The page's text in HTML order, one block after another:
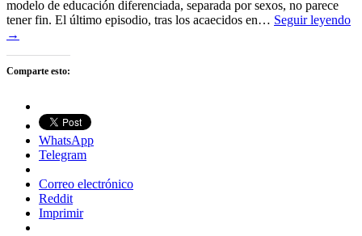
modelo de educación diferenciada, separada por sexos, no parece
tener fin. El último episodio, tras los acaecidos en… Seguir leyendo
→
Comparte esto:
WhatsApp
Telegram
Correo electrónico
Reddit
Imprimir